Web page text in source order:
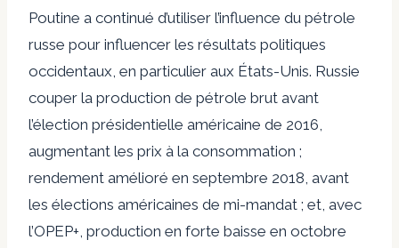
Poutine a continué d’utiliser l’influence du pétrole
russe pour influencer les résultats politiques
occidentaux, en particulier aux États-Unis. Russie
couper la production de pétrole brut avant
l’élection présidentielle américaine de 2016,
augmentant les prix à la consommation ;
rendement amélioré en septembre 2018, avant
les élections américaines de mi-mandat ; et, avec
l’OPEP+, production en forte baisse en octobre